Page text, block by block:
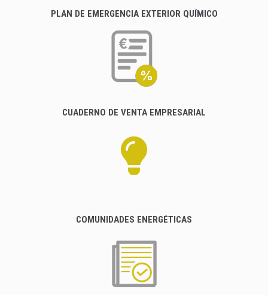
PLAN DE EMERGENCIA EXTERIOR QUÍMICO
CUADERNO DE VENTA EMPRESARIAL
COMUNIDADES ENERGÉTICAS